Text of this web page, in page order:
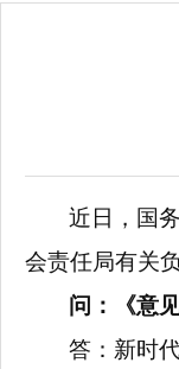
近日，国
会责任局有关
问：《意
答：新时